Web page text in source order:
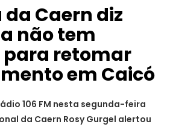
da Caern diz
não tem
para retomar
em Caicó
106 FM nesta segunda-feira
da Caern Rosy Gurgel alertou